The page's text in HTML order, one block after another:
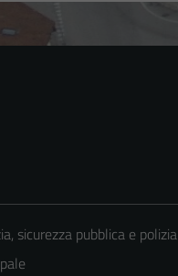
sicurezza pubblica e polizia